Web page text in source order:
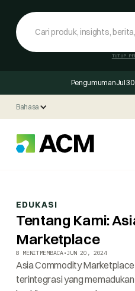
TUTUP
PengumumanJul
Bahasa
EDUKASI
Tentang Kami:
Marketplace
8 MENITMEMBACA•JUN 20, 2024
Asia Commodity
terintegrasi yang